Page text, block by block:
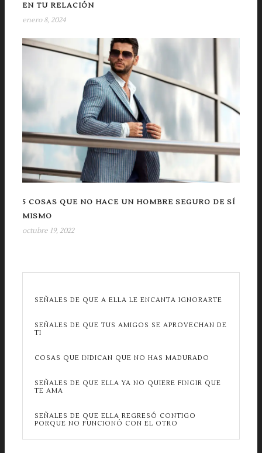
EN TU RELACIÓN
enero 8, 2024
5 COSAS QUE NO HACE UN HOMBRE SEGURO DE SÍ
MISMO
octubre 19, 2022
SEÑALES DE QUE A ELLA LE ENCANTA IGNORARTE
SEÑALES DE QUE TUS AMIGOS SE APROVECHAN DE
TI
COSAS QUE INDICAN QUE NO HAS MADURADO
SEÑALES DE QUE ELLA YA NO QUIERE FINGIR QUE
TE AMA
SEÑALES DE QUE ELLA REGRESÓ CONTIGO
PORQUE NO FUNCIONÓ CON EL OTRO